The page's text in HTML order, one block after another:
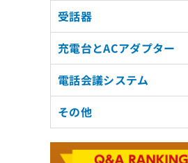
受話器
充電台とACアダプター
電話会議システム
その他